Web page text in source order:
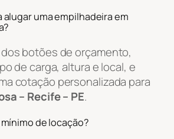
alugar uma empilhadeira em
botões de orçamento,
de carga, altura e local, e
cotação personalizada para
– Recife – PE.
de locação?